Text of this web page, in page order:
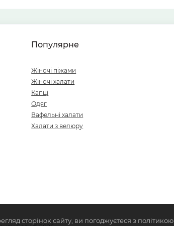
Популярне
Жіночі піжами
Жіночі халати
Капці
Одяг
Вафельні халати
Халати з велюру
сторінок сайту, ви погоджуєтеся з політикою